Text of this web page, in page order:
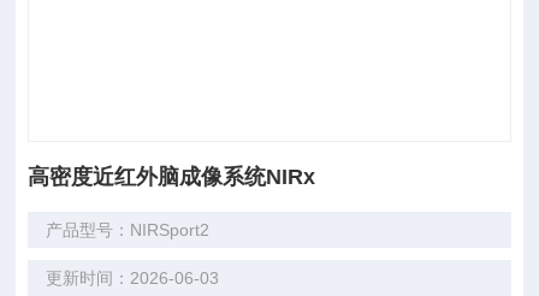
高密度近红外脑成像系统NIRx
产品型号：NIRSport2
更新时间：2026-06-03